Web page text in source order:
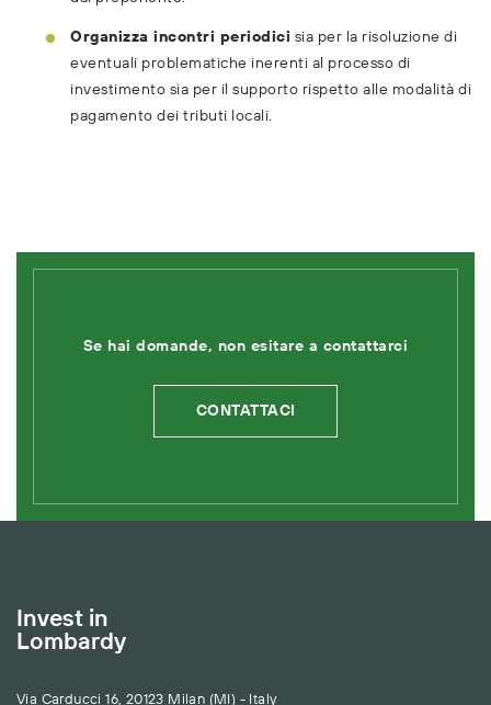
Organizza incontri periodici sia per la risoluzione di
eventuali problematiche inerenti al processo di
investimento sia per il supporto rispetto alle modalità di
pagamento dei tributi locali.
Se hai domande, non esitare a contattarci
CONTATTACI
Invest in
Lombardy
Via Carducci 16, 20123 Milan (MI) - Italy